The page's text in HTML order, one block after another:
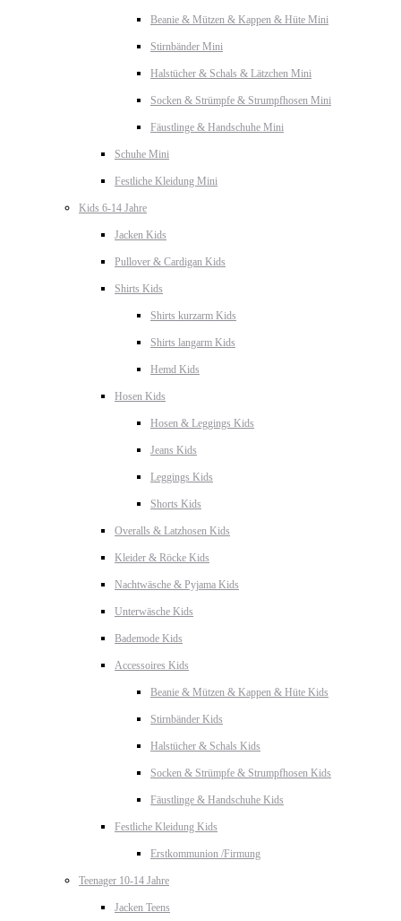
Beanie & Mützen & Kappen & Hüte Mini
Stirnbänder Mini
Halstücher & Schals & Lätzchen Mini
Socken & Strümpfe & Strumpfhosen Mini
Fäustlinge & Handschuhe Mini
Schuhe Mini
Festliche Kleidung Mini
Kids 6-14 Jahre
Jacken Kids
Pullover & Cardigan Kids
Shirts Kids
Shirts kurzarm Kids
Shirts langarm Kids
Hemd Kids
Hosen Kids
Hosen & Leggings Kids
Jeans Kids
Leggings Kids
Shorts Kids
Overalls & Latzhosen Kids
Kleider & Röcke Kids
Nachtwäsche & Pyjama Kids
Unterwäsche Kids
Bademode Kids
Accessoires Kids
Beanie & Mützen & Kappen & Hüte Kids
Stirnbänder Kids
Halstücher & Schals Kids
Socken & Strümpfe & Strumpfhosen Kids
Fäustlinge & Handschuhe Kids
Festliche Kleidung Kids
Erstkommunion /Firmung
Teenager 10-14 Jahre
Jacken Teens